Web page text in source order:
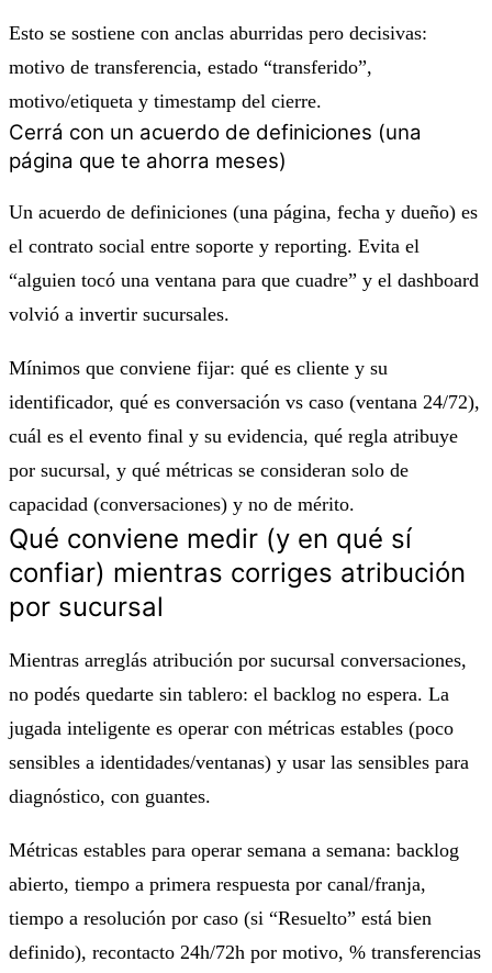
Esto se sostiene con anclas aburridas pero decisivas:
motivo de transferencia, estado “transferido”,
motivo/etiqueta y timestamp del cierre.
Cerrá con un acuerdo de definiciones (una
página que te ahorra meses)
Un acuerdo de definiciones (una página, fecha y dueño) es
el contrato social entre soporte y reporting. Evita el
“alguien tocó una ventana para que cuadre” y el dashboard
volvió a invertir sucursales.
Mínimos que conviene fijar: qué es cliente y su
identificador, qué es conversación vs caso (ventana 24/72),
cuál es el evento final y su evidencia, qué regla atribuye
por sucursal, y qué métricas se consideran solo de
capacidad (conversaciones) y no de mérito.
Qué conviene medir (y en qué sí
confiar) mientras corriges atribución
por sucursal
Mientras arreglás atribución por sucursal conversaciones,
no podés quedarte sin tablero: el backlog no espera. La
jugada inteligente es operar con métricas estables (poco
sensibles a identidades/ventanas) y usar las sensibles para
diagnóstico, con guantes.
Métricas estables para operar semana a semana: backlog
abierto, tiempo a primera respuesta por canal/franja,
tiempo a resolución por caso (si “Resuelto” está bien
definido), recontacto 24h/72h por motivo, % transferencias